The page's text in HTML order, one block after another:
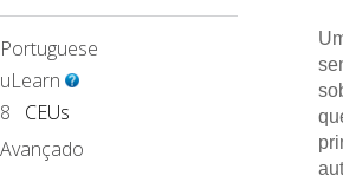
Portuguese
uLearn
8
CEUs
Avançado